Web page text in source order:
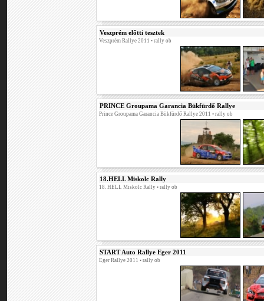
Veszprém előtti tesztek
Veszprém Rallye 2011 • rally ob
PRINCE Groupama Garancia Bükfürdő Rallye
Prince Groupama Garancia Bükfürdő Rallye 2011 • rally ob
18.HELL Miskolc Rally
18. HELL Miskolc Rally • rally ob
START Auto Rallye Eger 2011
Eger Rallye 2011 • rally ob